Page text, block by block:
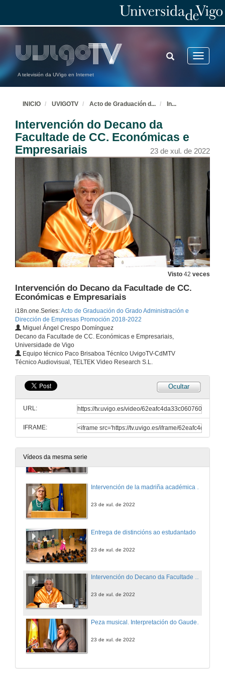
A televisión da UVigo en Internet
Toggle
TOGGLE
SEARCH
INICIO UVIGOTV Acto de Graduación d... In...
Intervención do Decano da
Facultade de CC. Económicas e
Empresariais
23 de xul. de 2022
Visto 42 veces
Intervención do Decano da Facultade de CC.
Económicas e Empresariais
i18n.one.Series:Acto de Graduación do Grado Administración e
Dirección de Empresas Promoción 2018-2022
Miguel Ángel Crespo Domínguez
Decano da Facultade de CC. Económicas e Empresariais,
Universidade de Vigo
Equipo técnico Paco Brisaboa TécnIco UvigoTV-CdMTV
Técnico Audiovisual, TELTEK Video Research S.L.
Ocultar
URL:
IFRAME:
Vídeos da mesma serie
23 de xul. de 2022
Entrada do estudantado, profesorado e autoridades académicas
23 de xul. de 2022
Intervención da madriña da promoción
23 de xul. de 2022
Intervención de la madriña académica da promoción
23 de xul. de 2022
Entrega de distincións ao estudantado
23 de xul. de 2022
Intervención do Decano da Facultade de CC. Económicas e Empresariais
23 de xul. de 2022
23 de xul. de 2022